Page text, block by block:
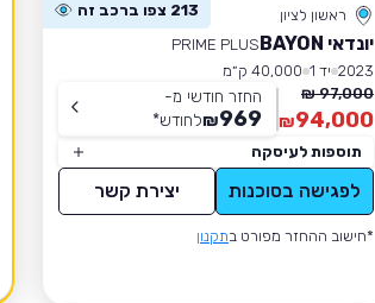
ראשון לציון 213 צפו ברכב זה
יונדאי BAYON
PRIME PLUS
2023 יד 1
40,000 ק״מ
97,000 ₪
94,000
₪
החזר חודשי מ-
969
₪לחודש*
תוספות לעיסקה
לפגישה בסוכנות יצירת קשר
*חישוב ההחזר מפורט בתקנון